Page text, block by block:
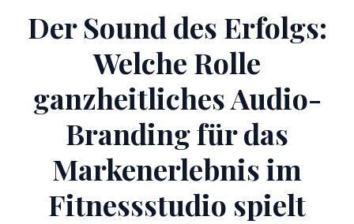
Der Sound des Erfolgs:
Welche Rolle
ganzheitliches Audio-
Branding für das
Markenerlebnis im
Fitnessstudio spielt